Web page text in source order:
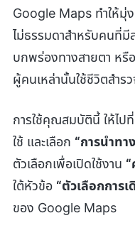
Google Maps ทำให้มุ่
ไม่ธรรมดาสำหรับคนที่
บกพร่องทางสายตา หรื
ผู้คนเหล่านั้นใช้ชีวิตสำร
การใช้คุณสมบัตินี้ ให้ไป
ใช้ และเลือก “การนำทา
ตัวเลือกเพื่อเปิดใช้งาน
ใต้หัวข้อ “ตัวเลือกการเ
ของ Google Maps